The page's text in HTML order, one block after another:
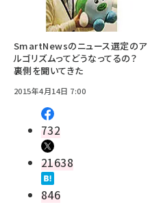
SmartNewsのニュース選定のア
ルゴリズムってどうなってるの？
裏側を聞いてきた
2015年4月14日 7:00
732
21638
846